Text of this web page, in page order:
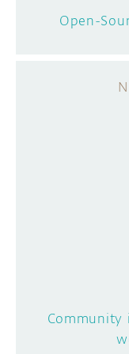
Open-
Community